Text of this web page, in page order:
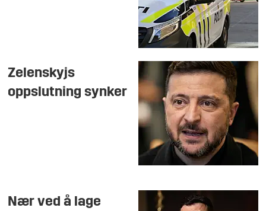
Zelenskyjs
oppslutning synker
Nær ved å lage